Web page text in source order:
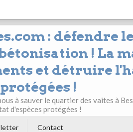
: défendre
! La
et détruire
!
à sauver le quartier des vaites à
d'espèces protégées !
Contact